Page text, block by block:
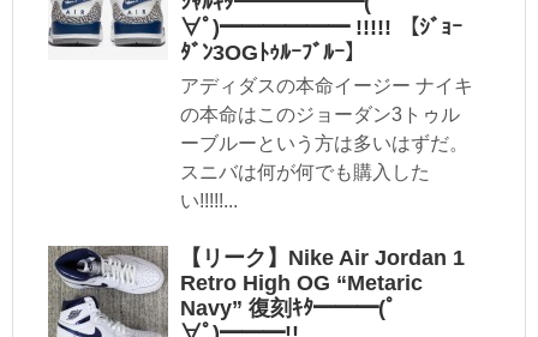
∀ﾟ)━━━━━━ !!!!! 【ｼﾞｮｰ
ﾀﾞﾝ3OGﾄｩﾙｰﾌﾞﾙｰ】
アディダスの本命イージー ナイキ
の本命はこのジョーダン3トゥル
ーブルーという方は多いはずだ。
スニバは何が何でも購入した
い!!!!!...
【リーク】Nike Air Jordan 1
Retro High OG “Metaric
Navy” 復刻ｷﾀ━━━(ﾟ